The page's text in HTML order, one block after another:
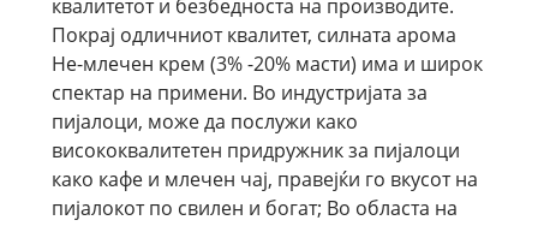
квалитетот и безбедноста на производите.
Покрај одличниот квалитет, силната арома
Не-млечен крем (3% -20% масти) има и широк
спектар на примени. Во индустријата за
пијалоци, може да послужи како
висококвалитетен придружник за пијалоци
како кафе и млечен чај, правејќи го вкусот на
пијалокот по свилен и богат; Во областа на